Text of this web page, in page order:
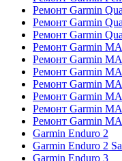
Ремонт Garmin
Ремонт Garmin
Ремонт Garmin
Ремонт Garmin
Ремонт Garmin
Ремонт Garmin
Ремонт Garmin
Ремонт Garmin
Ремонт Garmin
Ремонт Garmin
Garmin Enduro 2
Garmin Enduro 2
Garmin Enduro 3